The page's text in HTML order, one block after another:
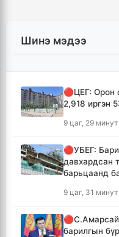
Шинэ мэдээ
🔴ЦЕГ: Орон
2,918 иргэн
9 цаг, 29 минут
🔴УБЕГ:
давхардсан
барьцаанд
9 цаг, 31 минут
барилгын